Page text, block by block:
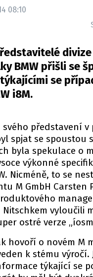
TRH S ELEKTROMOBILY
RALLY
ROZHOVORY
DAKAR
Z DOMOVA
ZE SVĚTA
MOTORSPORT
PIT LANE
ČEŠI V AKCI
FIA CEZ & POHÁRY
MEZINÁRODNÍ SCÉNA
08:10
divize
BMW přišli se
se
i8M.
svého představení v
spjat se spoustou
byla spekulace o
výkonné
Nicméně, to se
M GmbH Carsten
Nitschkem vyloučili
ostré verze
hovoří o novém M
k stému výročí.
týkající se